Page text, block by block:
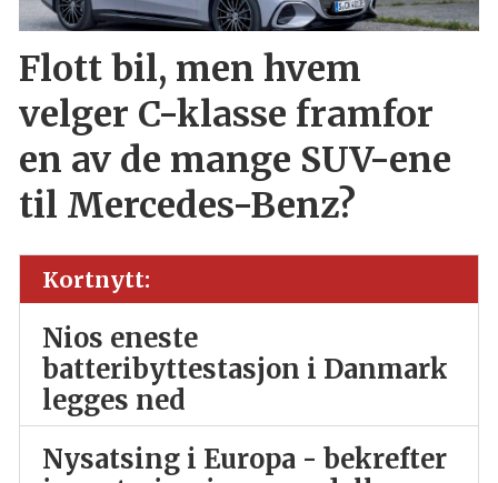
Flott bil, men hvem
velger C-klasse framfor
en av de mange SUV-ene
til Mercedes-Benz?
Kortnytt:
Nios eneste
batteribyttestasjon i Danmark
legges ned
Nysatsing i Europa - bekrefter